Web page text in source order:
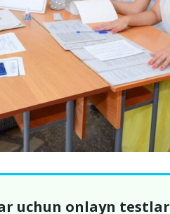
uchun onlayn testlar